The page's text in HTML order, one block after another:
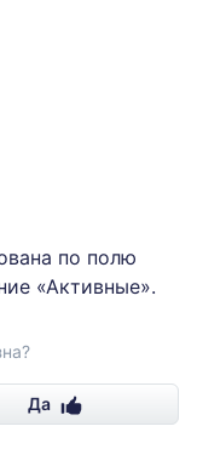
по полю
«Активные».
Да